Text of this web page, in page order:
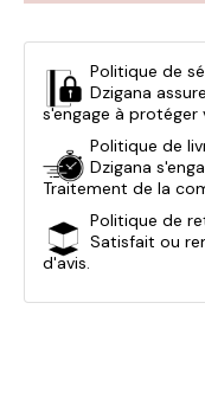
Politique de
Dzigana
s'engage à protéger
Politique de
Dzigana
Traitement de la
Politique de
Satisfait ou
d'avis.